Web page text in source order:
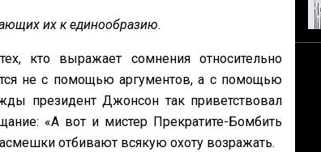
их к единообразию.
кто выражает сомнения относительно
не с помощью аргументов, а с помощью
президент Джонсон так приветствовал
«А вот и мистер Прекратите-Бомбить
отбивают всякую охоту возражать.